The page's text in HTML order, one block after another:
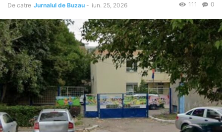
De catre Jurnalul de Buzau - iun. 25, 2026 0
111